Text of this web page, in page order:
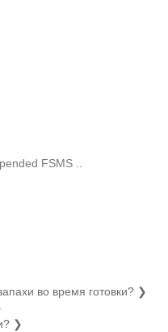
FSMS ..
во время готовки? ❯
❯